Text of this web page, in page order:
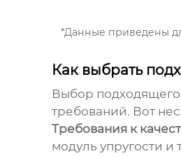
*Данные приведены
Как выбрать
Выбор подходящего
требований. Вот
Требования к
модуль упругости и